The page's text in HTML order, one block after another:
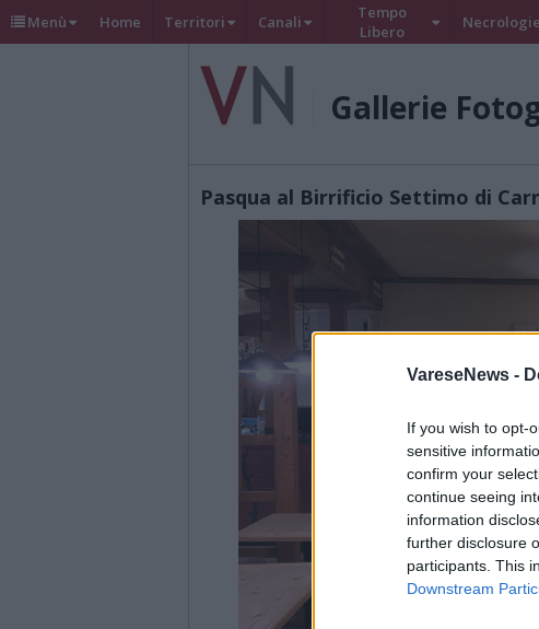
VareseNews -
If you wish to opt-
sensitive
confirm your
continue seeing
information
further disclosure
participants. This
Downstream
Menù Home Territori Canali
Tempo
Libero
Necrologie
Gallerie
Pasqua al Birrificio Settimo di